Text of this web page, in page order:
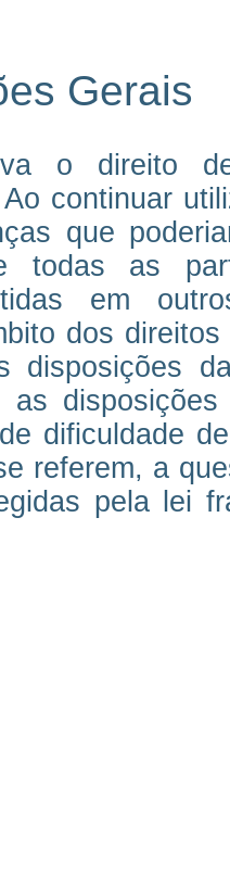
Gerais
o direito
continuar
que
todas as
em
dos
disposições
as
dificuldade
referem, a
pela lei